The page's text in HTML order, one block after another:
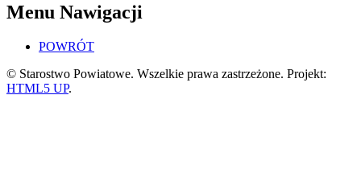
Menu Nawigacji
POWRÓT
© Starostwo Powiatowe. Wszelkie prawa zastrzeżone. Projekt:
HTML5 UP.